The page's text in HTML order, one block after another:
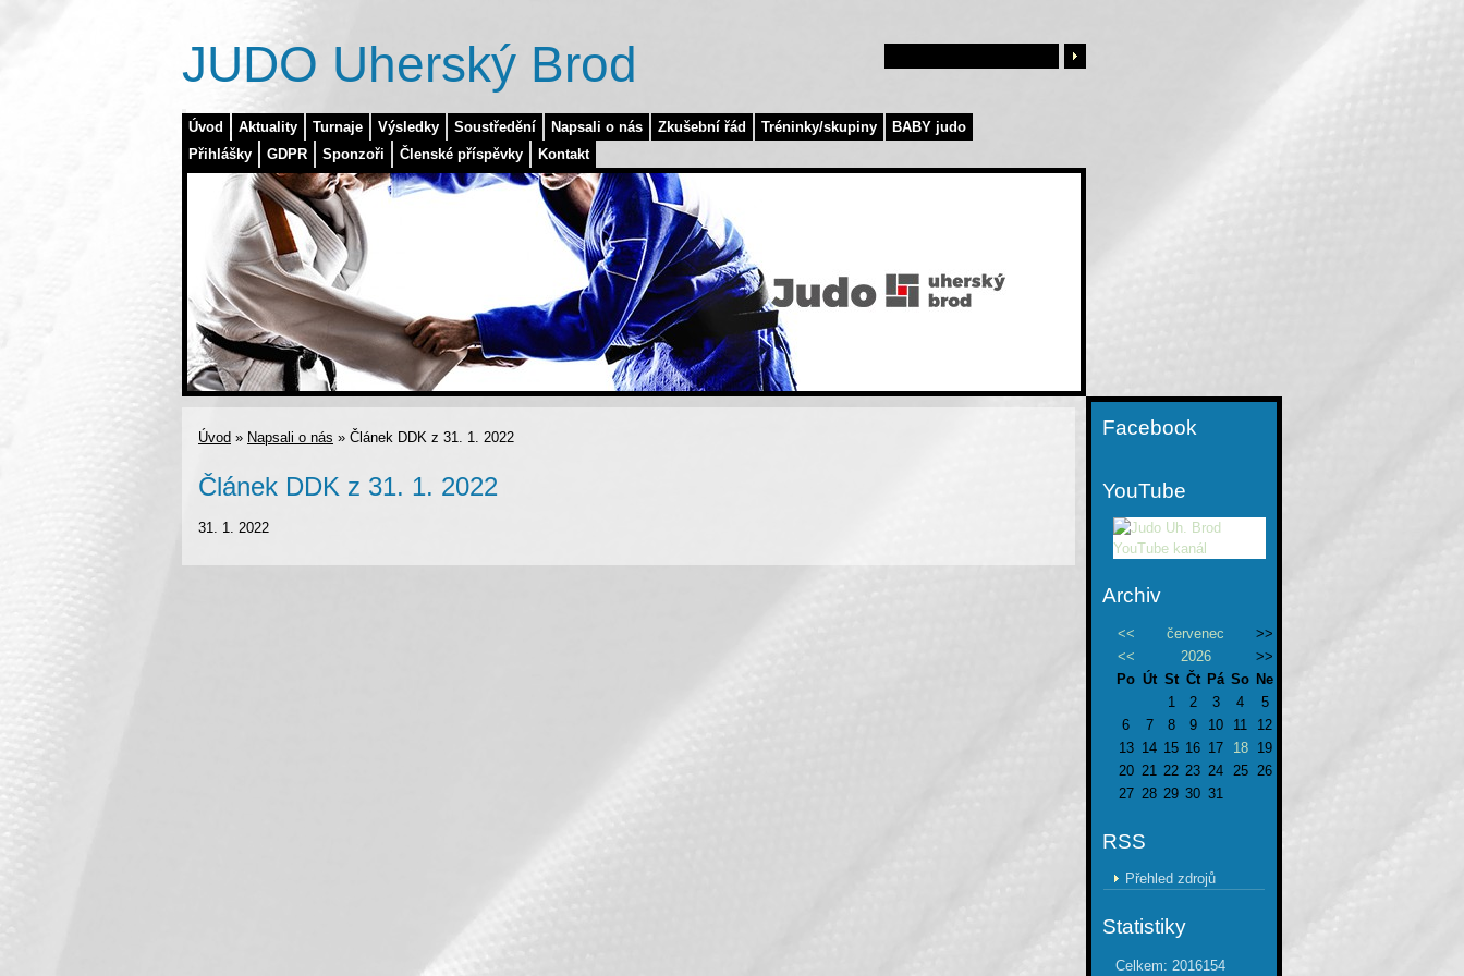
Úvod Aktuality Turnaje Výsledky Soustředění Napsali o nás Zkušební řád Tréninky/skupiny
BABY judo
Přihlášky
GDPR Sponzoři Členské příspěvky Kontakt
JUDO Uherský Brod
Úvod » Napsali o nás » Článek DDK z 31. 1. 2022
Článek DDK z 31. 1. 2022
31. 1. 2022
Facebook
YouTube
Archiv
<< červenec
>>
<<
2026
>>
Po Út St Čt Pá So Ne
1
2 3 4
5
6
7 8 9 10 11
12
13 14 15 16 17 18
19
20 21 22 23 24 25 26
27 28 29 30 31
RSS
Přehled zdrojů
Statistiky
Celkem: 2016154